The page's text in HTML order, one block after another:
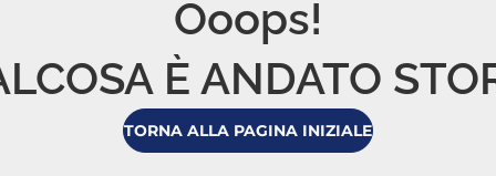
Ooops!
È ANDATO
TORNA ALLA PAGINA INIZIALE